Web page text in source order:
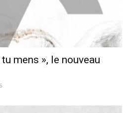
mens », le nouveau